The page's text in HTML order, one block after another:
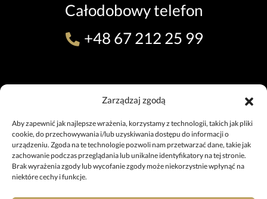
Zarządzaj zgodą
Aby zapewnić jak najlepsze wrażenia, korzystamy z technologii, takich jak pliki
cookie, do przechowywania i/lub uzyskiwania dostępu do informacji o
urządzeniu. Zgoda na te technologie pozwoli nam przetwarzać dane, takie jak
zachowanie podczas przeglądania lub unikalne identyfikatory na tej stronie.
Brak wyrażenia zgody lub wycofanie zgody może niekorzystnie wpłynąć na
niektóre cechy i funkcje.
Całodobowy telefon
+48 67 212 25 99
ul. 11 Listopada 7, 64-920 Piła
+48 67 212 25 99
pila@uslugipogrzebowe.pila.pl
ODDZIAŁ W TRZCIANCE